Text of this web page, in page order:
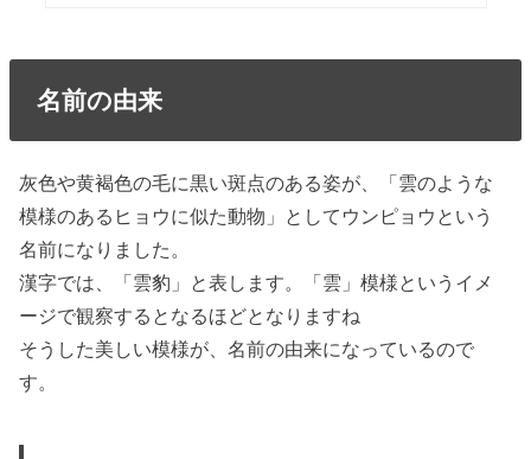
名前の由来
灰色や黄褐色の毛に黒い斑点のある姿が、「雲のような
模様のあるヒョウに似た動物」としてウンピョウという
名前になりました。
漢字では、「雲豹」と表します。「雲」模様というイメ
ージで観察するとなるほどとなりますね
そうした美しい模様が、名前の由来になっているので
す。